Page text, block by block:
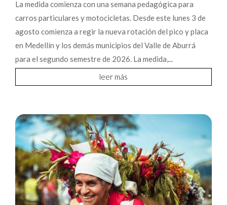
La medida comienza con una semana pedagógica para
carros particulares y motocicletas. Desde este lunes 3 de
agosto comienza a regir la nueva rotación del pico y placa
en Medellín y los demás municipios del Valle de Aburrá
para el segundo semestre de 2026. La medida,...
leer más